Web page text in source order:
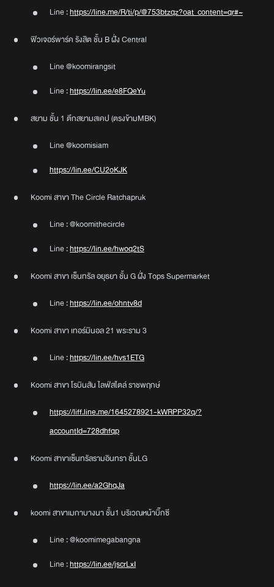
Line :https://line.me/R/ti/p/@753btzqz?oat_content=qr#~
ฟิวเจอร์พาร์ค รังสิต ชั้น B ฝั่ง Central
Line @koomirangsit
Line :https://lin.ee/e8FQeYu
สยาม ชั้น 1 ตึกสยามสเคป (ตรงข้ามMBK)
Line @koomisiam
https://lin.ee/CU2oKJK
Koomi สาขา The Circle Ratchapruk
Line : @koomithecircle
Line :https://lin.ee/hwoq2tS
Koomi สาขา เซ็นทรัล อยุธยา ชั้น G ฝั่ง Tops Supermarket
Line :https://lin.ee/ohntv8d
Koomi สาขา เทอร์มินอล 21 พระราม 3
Line :https://lin.ee/hvs1ETG
Koomi สาขา โรบินสัน ไลฟ์สไตล์ ราชพฤกษ์
https://liff.line.me/1645278921-kWRPP32q/?
accountId=728dhfqp
Koomi สาขาเซ็นทรัลรามอินทรา ชั้นLG
https://lin.ee/a2GhqJa
koomi สาขาเมกาบางนา ชั้น1 บริเวณหน้าบิ๊กซี
Line : @koomimegabangna
Line :https://lin.ee/jscrLxI